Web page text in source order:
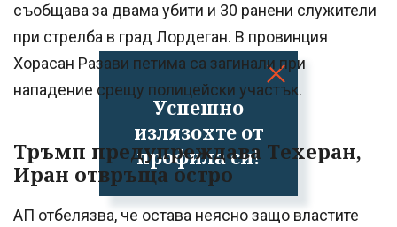
Успешно
излязохте от
профила си!
съобщава за двама убити и 30 ранени служители
при стрелба в град Лордеган. В провинция
Хорасан Разави петима са загинали при
нападение срещу полицейски участък.
Тръмп предупреждава Техеран,
Иран отвръща остро
АП отбелязва, че остава неясно защо властите